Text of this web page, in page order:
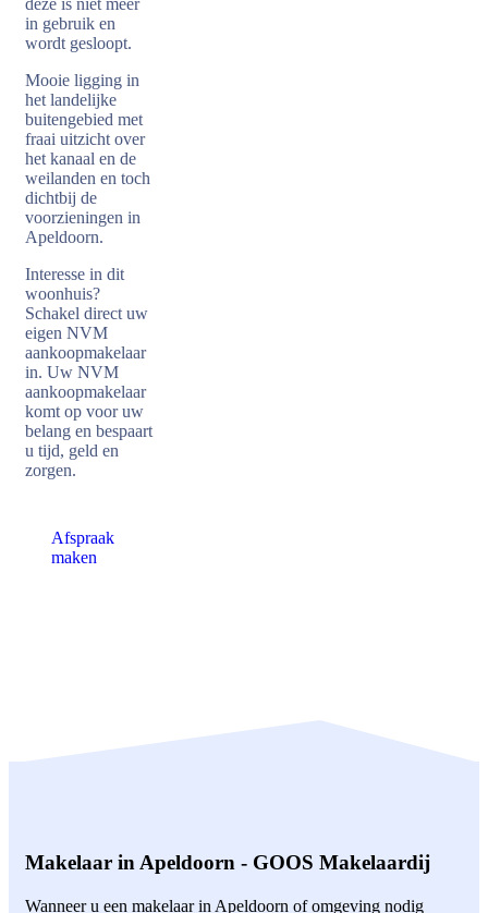
deze is niet meer
in gebruik en
wordt gesloopt.
Mooie ligging in
het landelijke
buitengebied met
fraai uitzicht over
het kanaal en de
weilanden en toch
dichtbij de
voorzieningen in
Apeldoorn.
Interesse in dit
woonhuis?
Schakel direct uw
eigen NVM
aankoopmakelaar
in. Uw NVM
aankoopmakelaar
komt op voor uw
belang en bespaart
u tijd, geld en
zorgen.
Afspraak
maken
Makelaar in Apeldoorn - GOOS Makelaardij
Wanneer u een makelaar in Apeldoorn of omgeving nodig